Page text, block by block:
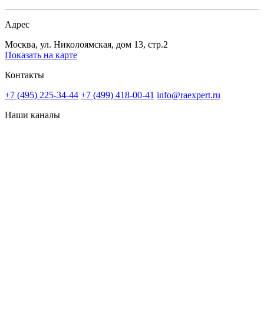
Адрес
Москва, ул. Николоямская, дом 13, стр.2
Показать на карте
Контакты
+7 (495) 225-34-44 +7 (499) 418-00-41 info@raexpert.ru
Наши каналы